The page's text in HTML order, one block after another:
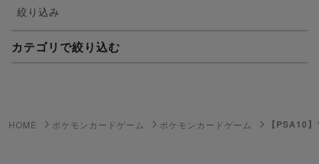
絞り込み
カテゴリで絞り込む
HOME ポケモンカードゲーム ポケモンカードゲーム 【PSA10